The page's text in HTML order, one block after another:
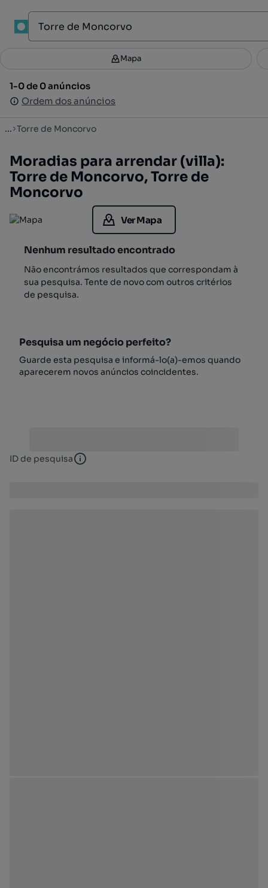
Filtros 4
1-0 de 0 anúncios
Ordem dos anúncios
Mapa
1-0 de 0 anúncios
Ordem dos anúncios
... Torre de Moncorvo
Moradias para arrendar (villa):
Torre de Moncorvo, Torre de
Moncorvo
Ver Mapa
Nenhum resultado encontrado
Não encontrámos resultados que correspondam à
sua pesquisa. Tente de novo com outros critérios
de pesquisa.
Pesquisa um negócio perfeito?
Guarde esta pesquisa e informá-lo(a)-emos quando
aparecerem novos anúncios coincidentes.
ID de pesquisa ID de pesquisa